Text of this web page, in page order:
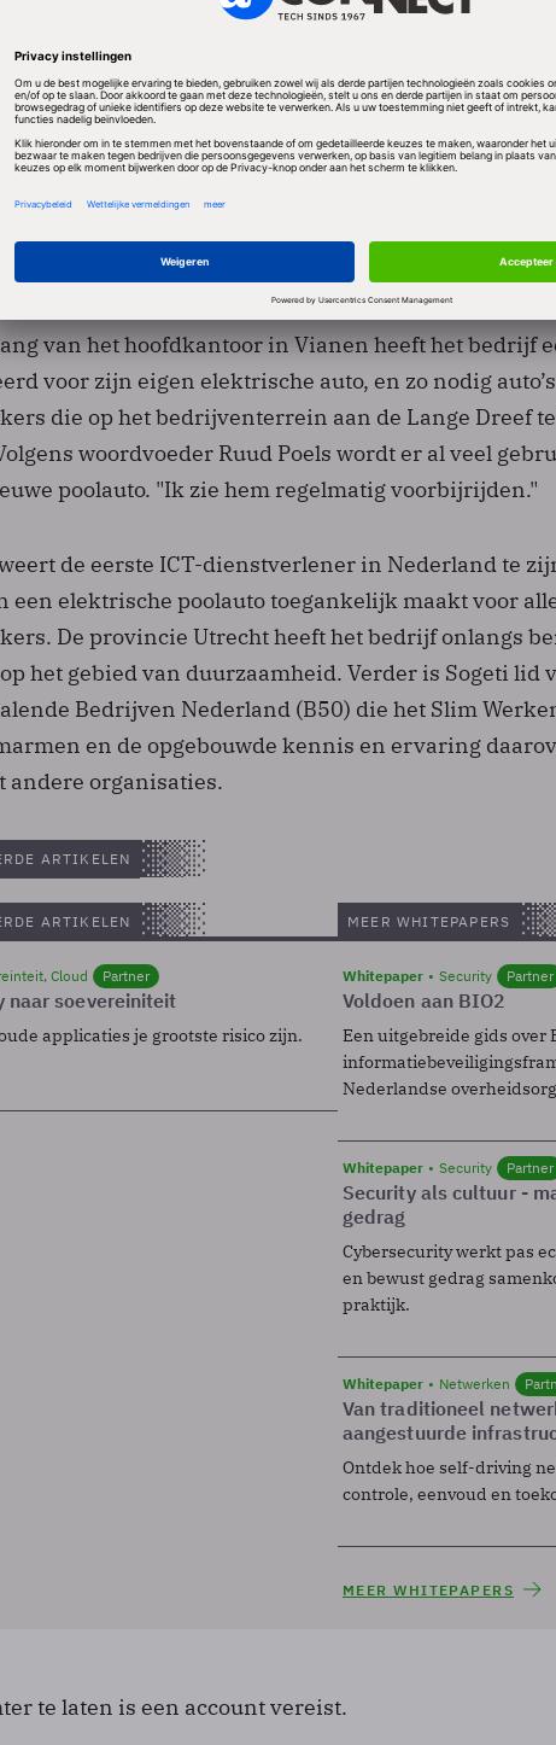
wil zijn. 85 procent van de CO2-uitstoot van de
is direct gerelateerd aan mobiliteit. Sogeti heeft
aangekondigd, zoals de NS-business card
en aantrekkelijke leasetarieven voor
past het elektrisch rijden in het Optimaal Werken-
tijd- en locatieonafhankelijk werken centraal
is het reduceren van het aantal reiskilometers
te bieden op het gebied van mobiliteit”, aldus
van het hoofdkantoor in Vianen heeft het bedrijf
voor zijn eigen elektrische auto, en zo nodig
die op het bedrijventerrein aan de Lange Dreef
woordvoeder Ruud Poels wordt er al veel
poolauto. "Ik zie hem regelmatig voorbijrijden."
de eerste ICT-dienstverlener in Nederland te
een elektrische poolauto toegankelijk maakt voor
De provincie Utrecht heeft het bedrijf onlangs
het gebied van duurzaamheid. Verder is Sogeti lid
Bedrijven Nederland (B50) die het Slim
en de opgebouwde kennis en ervaring
andere organisaties.
ARTIKELEN
ARTIKELEN
Cloud Partner
naar soevereiniteit
applicaties je grootste risico zijn.
MEER WHITEPAPERS
Whitepaper Security Partner
Voldoen aan BIO2
Een uitgebreide gids over
Nederlandse
Whitepaper Security Partner
Security als cultuur -
gedrag
Cybersecurity werkt pas
en bewust gedrag
praktijk.
Whitepaper Netwerken
Van traditioneel
aangestuurde
Ontdek hoe self-driving
controle, eenvoud en
MEER WHITEPAPERS
te laten is een account vereist.